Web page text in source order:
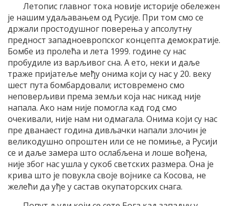
Летопис главног тока новије историје обележен
је нашим удаљавањем од Русије. При том смо се
држали простодушног поверења у апсолутну
предност западноевропског концепта демократије.
Бомбе из пролећа и лета 1999. године су нас
пробудиле из варљивог сна. А ето, неки и даље
траже пријатеље међу онима који су нас у 20. веку
шест пута бомбардовали; истовремено смо
неповерљиви према земљи која нас никад није
напала. Ако нам није помогла кад год смо
очекивали, није нам ни одмагала. Онима који су нас
пре дванаест година дивљачки напали злочин је
великодушно опроштен или се не помиње, а Русији
се и даље замера што ослабљена и лоше вођена,
није због нас ушла у сукоб светских размера. Она је
крива што је повукла своје војнике са Косова, не
желећи да уђе у састав окупаторских снага.